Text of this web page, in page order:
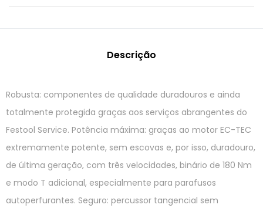
Descrição
Robusta: componentes de qualidade duradouros e ainda
totalmente protegida graças aos serviços abrangentes do
Festool Service. Potência máxima: graças ao motor EC-TEC
extremamente potente, sem escovas e, por isso, duradouro,
de última geração, com três velocidades, binário de 180 Nm
e modo T adicional, especialmente para parafusos
autoperfurantes. Seguro: percussor tangencial sem